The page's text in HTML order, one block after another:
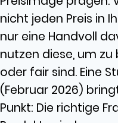
nicht jeden Preis in
nur eine Handvoll
nutzen diese, um
oder fair sind. Eine
(Februar 2026)
Punkt: Die richtige